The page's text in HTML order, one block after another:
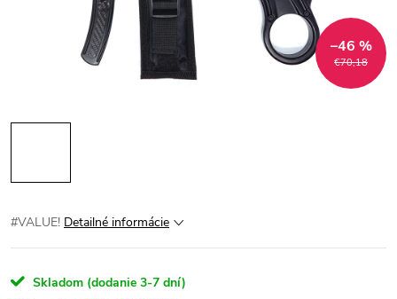
€70,18
–46 %
#VALUE! Detailné informácie
Skladom (dodanie 3-7 dní)